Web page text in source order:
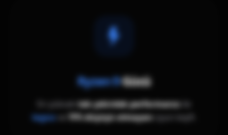
Ryzen 9Gücü
En yüksektek çekirdek performansıile
lagsızve TPS düşüşü olmayanoyun keyfi.